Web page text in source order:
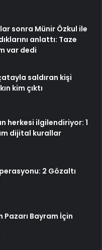
sonra Münir Özkul ile
anlattı: Taze
var dedi
saldıran kişi
kim çıktı
herkesi ilgilendiriyor: 1
dijital kurallar
2 Gözaltı
Pazarı Bayram İçin